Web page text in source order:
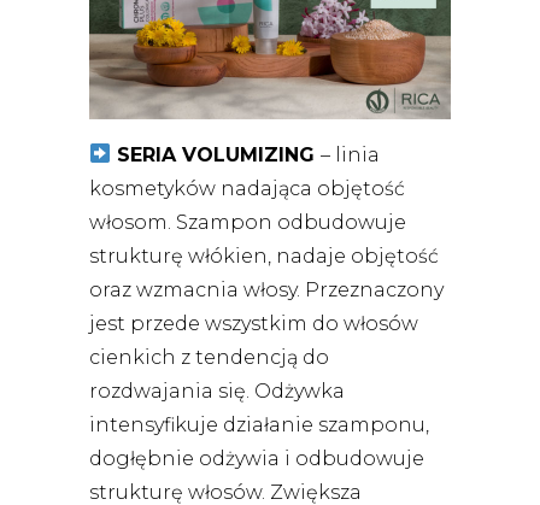
SERIA VOLUMIZING– linia
kosmetyków nadająca objętość
włosom. Szampon odbudowuje
strukturę włókien, nadaje objętość
oraz wzmacnia włosy. Przeznaczony
jest przede wszystkim do włosów
cienkich z tendencją do
rozdwajania się. Odżywka
intensyfikuje działanie szamponu,
dogłębnie odżywia i odbudowuje
strukturę włosów. Zwiększa